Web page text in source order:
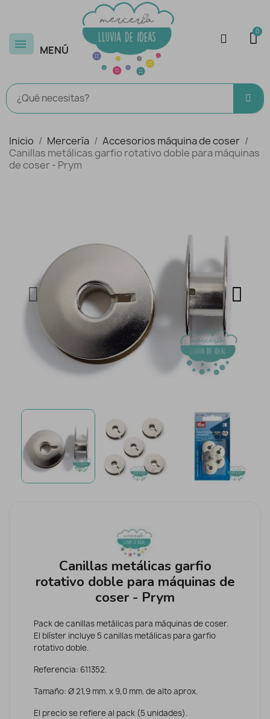
MENÚ
Inicio Mercería
Accesorios máquina de coser
Canillas metálicas garfio rotativo doble para máquinas
de coser - Prym
Canillas metálicas garfio
rotativo doble para máquinas de
coser - Prym
Pack de canillas metálicas para máquinas de coser.
El blíster incluye 5 canillas metálicas para garfio
rotativo doble.
Referencia: 611352.
Tamaño: Ø 21,9 mm. x 9,0 mm. de alto aprox.
El precio se refiere al pack (5 unidades).